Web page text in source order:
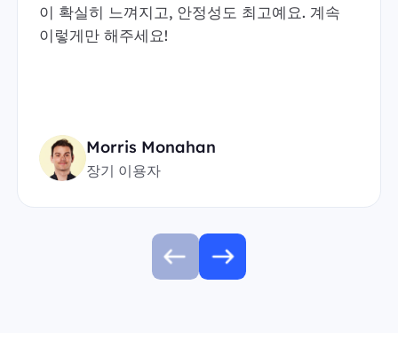
이 확실히 느껴지고, 안정성도 최고예요. 계속
이렇게만 해주세요!
Morris Monahan
장기 이용자